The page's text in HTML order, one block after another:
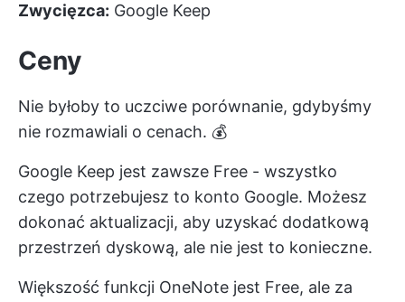
Zwycięzca: Google Keep
Ceny
Nie byłoby to uczciwe porównanie, gdybyśmy
nie rozmawiali o cenach. 💰
Google Keep jest zawsze Free - wszystko
czego potrzebujesz to konto Google. Możesz
dokonać aktualizacji, aby uzyskać dodatkową
przestrzeń dyskową, ale nie jest to konieczne.
Większość funkcji OneNote jest Free, ale za